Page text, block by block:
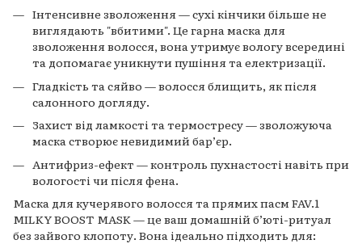
Інтенсивне зволоження — сухі кінчики більше не
виглядають "вбитими". Це гарна маска для
зволоження волосся, вона утримує вологу всередині
та допомагає уникнути пушіння та електризації.
Гладкість та сяйво — волосся блищить, як після
салонного догляду.
Захист від ламкості та термостресу — зволожуюча
маска створює невидимий бар’єр.
Антифриз-ефект — контроль пухнастості навіть при
вологості чи після фена.
Маска для кучерявого волосся та прямих пасм FAV.1
MILKY BOOST MASK — це ваш домашній б’юті-ритуал
без зайвого клопоту. Вона ідеально підходить для: